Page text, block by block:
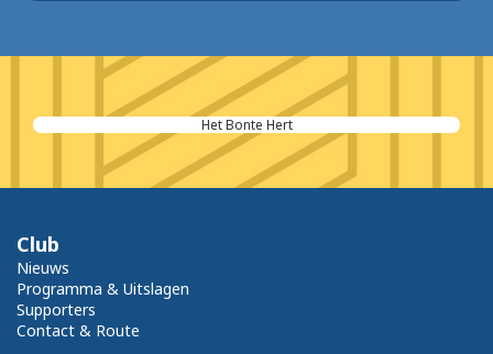
Het Bonte Hert
Club
Nieuws
Programma & Uitslagen
Supporters
Contact & Route